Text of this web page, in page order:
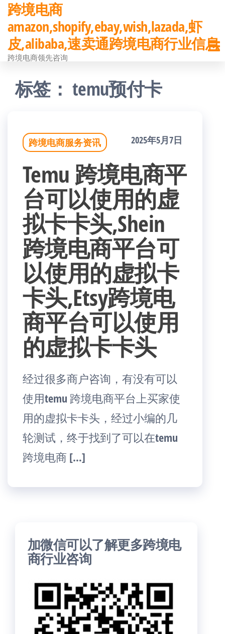
前
往
内
跨境电商
amazon,shopify,ebay,wish,lazada,虾
皮,alibaba,速卖通跨境电商行业信息
跨境电商领先咨询
标签：temu预付卡
跨境电商服务资讯 2025年5月7日
Temu 跨境电商平
台可以使用的虚
拟卡卡头,Shein
跨境电商平台可
以使用的虚拟卡
卡头,Etsy跨境电
商平台可以使用
的虚拟卡卡头
经过很多商户咨询，有没有可以
使用temu 跨境电商平台上买家使
用的虚拟卡卡头，经过小编的几
轮测试，终于找到了可以在temu
跨境电商 […]
加微信可以了解更多跨境电
商行业咨询